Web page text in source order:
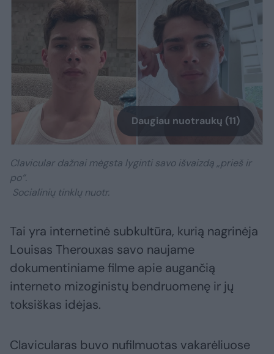
Daugiau nuotraukų (11)
Clavicular dažnai mėgsta lyginti savo išvaizdą „prieš ir
po“.
Socialinių tinklų nuotr.
Tai yra internetinė subkultūra, kurią nagrinėja
Louisas Therouxas savo naujame
dokumentiniame filme apie augančią
interneto mizoginistų bendruomenę ir jų
toksiškas idėjas.
Clavicularas buvo nufilmuotas vakarėliuose